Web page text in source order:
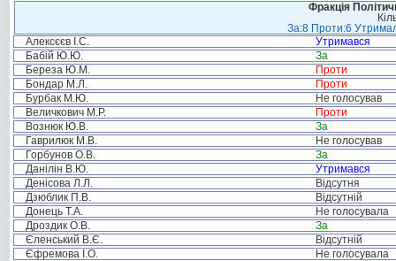
Фракція
За:8 Проти:6
Алексєєв І.С.
Утримався
Бабій Ю.Ю.
За
Береза Ю.М.
Проти
Бондар М.Л.
Проти
Бурбак М.Ю.
Не голосував
Величкович М.Р.
Проти
Вознюк Ю.В.
За
Гаврилюк М.В.
Не голосував
Горбунов О.В.
За
Данілін В.Ю.
Утримався
Денісова Л.Л.
Відсутня
Дзюблик П.В.
Відсутній
Донець Т.А.
Не голосувала
Дроздик О.В.
За
Єленський В.Є.
Відсутній
Єфремова І.О.
Не голосувала